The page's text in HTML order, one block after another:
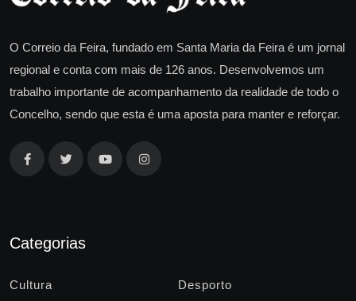
O Correio da Feira, fundado em Santa Maria da Feira é um jornal
regional e conta com mais de 126 anos. Desenvolvemos um
trabalho importante de acompanhamento da realidade de todo o
Concelho, sendo que esta é uma aposta para manter e reforçar.
Categorias
Cultura Desporto